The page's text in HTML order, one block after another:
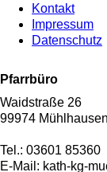
Kontakt
Impressum
Datenschutz
Pfarrbüro
Waidstraße 26
99974 Mühlhausen
Tel.: 03601 85360
E-Mail: kath-kg-